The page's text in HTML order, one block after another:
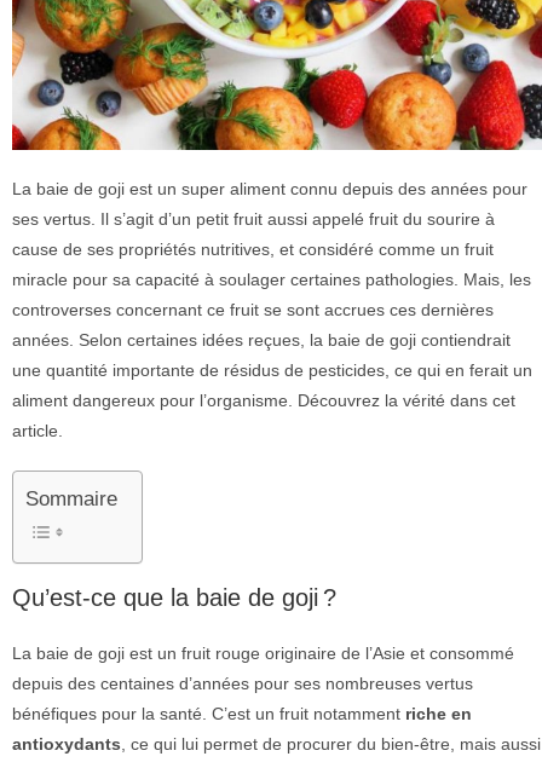
La baie de goji est un super aliment connu depuis des années pour
ses vertus. Il s’agit d’un petit fruit aussi appelé fruit du sourire à
cause de ses propriétés nutritives, et considéré comme un fruit
miracle pour sa capacité à soulager certaines pathologies. Mais, les
controverses concernant ce fruit se sont accrues ces dernières
années. Selon certaines idées reçues, la baie de goji contiendrait
une quantité importante de résidus de pesticides, ce qui en ferait un
aliment dangereux pour l’organisme. Découvrez la vérité dans cet
article.
Sommaire
Qu’est-ce que la baie de goji ?
La baie de goji est un fruit rouge originaire de l’Asie et consommé
depuis des centaines d’années pour ses nombreuses vertus
bénéfiques pour la santé. C’est un fruit notamment riche en
antioxydants , ce qui lui permet de procurer du bien-être, mais aussi